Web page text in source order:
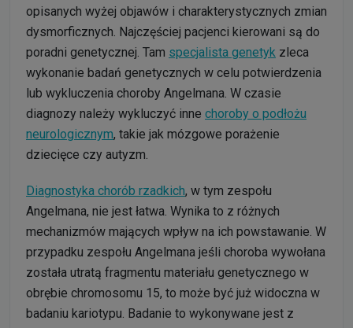
opisanych wyżej objawów i charakterystycznych zmian
dysmorficznych. Najczęściej pacjenci kierowani są do
poradni genetycznej. Tam specjalista genetyk zleca
wykonanie badań genetycznych w celu potwierdzenia
lub wykluczenia choroby Angelmana. W czasie
diagnozy należy wykluczyć inne choroby o podłożu
neurologicznym, takie jak mózgowe porażenie
dziecięce czy autyzm.
Diagnostyka chorób rzadkich, w tym zespołu
Angelmana, nie jest łatwa. Wynika to z różnych
mechanizmów mających wpływ na ich powstawanie. W
przypadku zespołu Angelmana jeśli choroba wywołana
została utratą fragmentu materiału genetycznego w
obrębie chromosomu 15, to może być już widoczna w
badaniu kariotypu. Badanie to wykonywane jest z